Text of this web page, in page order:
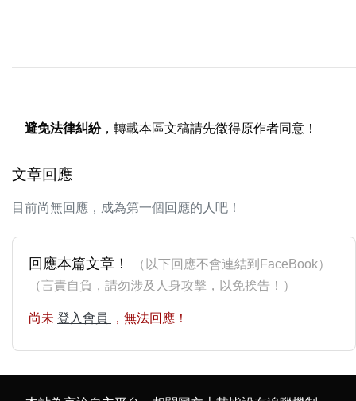
避免法律糾紛，轉載本區文稿請先徵得原作者同意！
文章回應
目前尚無回應，成為第一個回應的人吧！
回應本篇文章！
（以下回應不會連結到FaceBook）
（言責自負，請勿涉及人身攻擊，以免挨告！）
尚未 登入會員 ，無法回應！